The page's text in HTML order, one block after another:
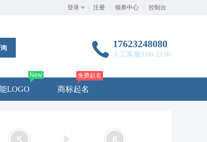
登录 注册 领券中心 控制台
17623248080
人工客服9:00-23:00
LOGO
New
商标起名
免费起名